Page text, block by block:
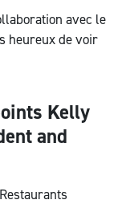
avec le
heureux de voir
Kelly
and